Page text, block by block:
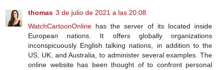
thomas 3 de julio de 2021 a las 20:08
WatchCartoonOnline has the server of its located inside
European nations. It offers globally organizations
inconspicuously English talking nations, in addition to the
US, UK, and Australia, to administer several examples. The
online website has been thought of to confront personal